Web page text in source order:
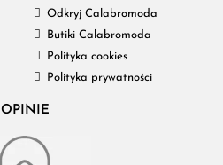
Odkryj Calabromoda
Butiki Calabromoda
Polityka cookies
Polityka prywatności
OPINIE